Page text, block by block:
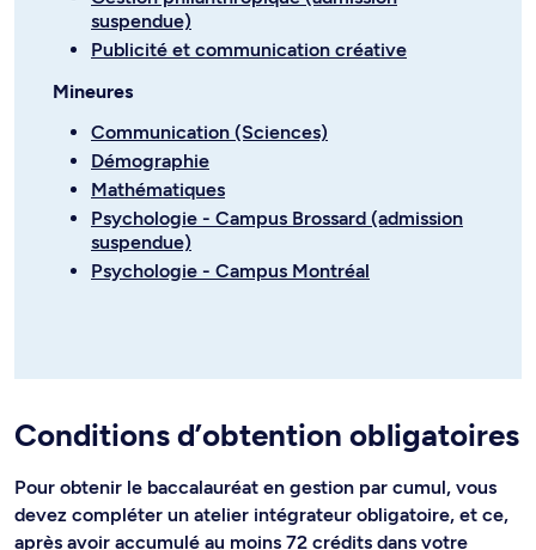
suspendue)
Publicité et communication créative
Mineures
Communication (Sciences)
Démographie
Mathématiques
Psychologie - Campus Brossard (admission
suspendue)
Psychologie - Campus Montréal
Conditions d’obtention obligatoires
Pour obtenir le baccalauréat en gestion par cumul, vous
devez compléter un atelier intégrateur obligatoire, et ce,
après avoir accumulé au moins 72 crédits dans votre